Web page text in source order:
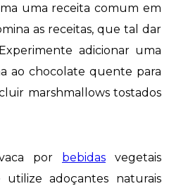
uma receita comum em
as receitas, que tal dar
adicionar uma
ao chocolate quente para
marshmallows tostados
por bebidas vegetais
utilize adoçantes naturais